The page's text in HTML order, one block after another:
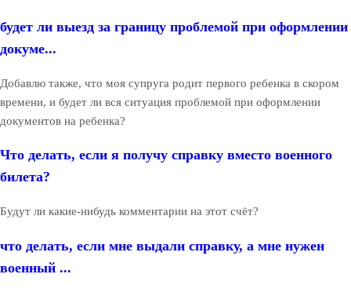
будет ли выезд за границу проблемой при оформлении
докуме...
Добавлю также, что моя супруга родит первого ребенка в скором
времени, и будет ли вся ситуация проблемой при оформлении
документов на ребенка?
Что делать, если я получу справку вместо военного
билета?
Будут ли какие-нибудь комментарии на этот счёт?
что делать, если мне выдали справку, а мне нужен
военный ...